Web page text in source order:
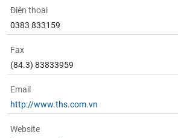
Điện thoại
0383 833159
Fax
(84.3) 83833959
Email
http://www.ths.com.vn
Website
Bài
của
tác
giả
Báo
cáo